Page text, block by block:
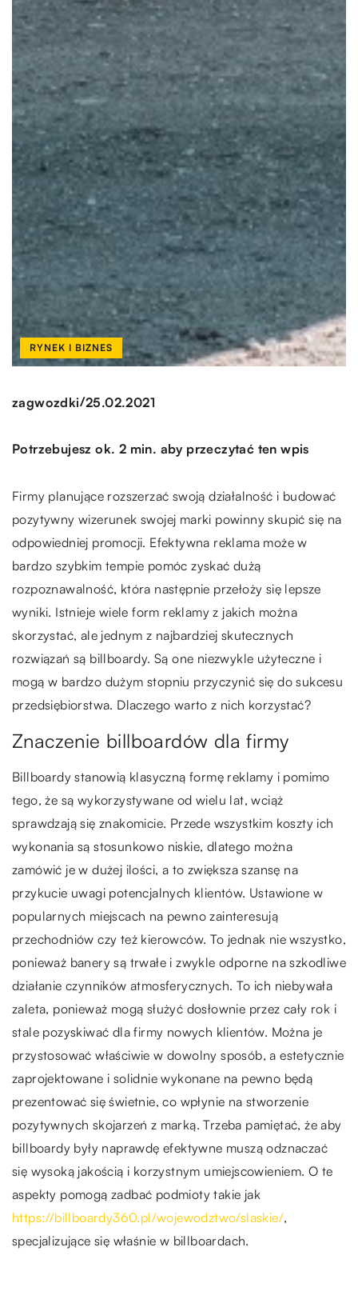
RYNEK I BIZNES
zagwozdki/25.02.2021
Potrzebujesz ok. 2 min. aby przeczytać ten wpis
Firmy planujące rozszerzać swoją działalność i budować
pozytywny wizerunek swojej marki powinny skupić się na
odpowiedniej promocji. Efektywna reklama może w
bardzo szybkim tempie pomóc zyskać dużą
rozpoznawalność, która następnie przełoży się lepsze
wyniki. Istnieje wiele form reklamy z jakich można
skorzystać, ale jednym z najbardziej skutecznych
rozwiązań są billboardy. Są one niezwykle użyteczne i
mogą w bardzo dużym stopniu przyczynić się do sukcesu
przedsiębiorstwa. Dlaczego warto z nich korzystać?
Znaczenie billboardów dla firmy
Billboardy stanowią klasyczną formę reklamy i pomimo
tego, że są wykorzystywane od wielu lat, wciąż
sprawdzają się znakomicie. Przede wszystkim koszty ich
wykonania są stosunkowo niskie, dlatego można
zamówić je w dużej ilości, a to zwiększa szansę na
przykucie uwagi potencjalnych klientów. Ustawione w
popularnych miejscach na pewno zainteresują
przechodniów czy też kierowców. To jednak nie wszystko,
ponieważ banery są trwałe i zwykle odporne na szkodliwe
działanie czynników atmosferycznych. To ich niebywała
zaleta, ponieważ mogą służyć dosłownie przez cały rok i
stale pozyskiwać dla firmy nowych klientów. Można je
przystosować właściwie w dowolny sposób, a estetycznie
zaprojektowane i solidnie wykonane na pewno będą
prezentować się świetnie, co wpłynie na stworzenie
pozytywnych skojarzeń z marką. Trzeba pamiętać, że aby
billboardy były naprawdę efektywne muszą odznaczać
się wysoką jakością i korzystnym umiejscowieniem. O te
aspekty pomogą zadbać podmioty takie jak
https://billboardy360.pl/wojewodztwo/slaskie/,
specjalizujące się właśnie w billboardach.